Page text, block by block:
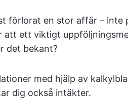
förlorat en stor affär – inte
att ett viktigt
det bekant?
med hjälp av
dig också intäkter.